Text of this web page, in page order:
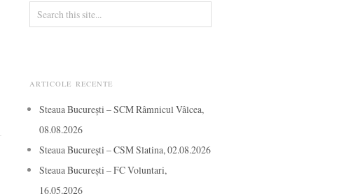
ARTICOLE RECENTE
Steaua București – SCM Râmnicul Vâlcea,
08.08.2026
Steaua București – CSM Slatina, 02.08.2026
Steaua București – FC Voluntari,
16.05.2026